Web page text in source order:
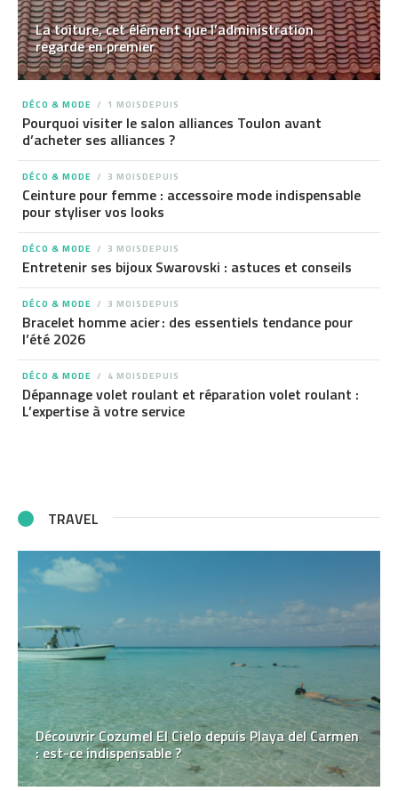
La toiture, cet élément que l’administration
regarde en premier
DÉCO & MODE 1 MOISDEPUIS
Pourquoi visiter le salon alliances Toulon avant
d’acheter ses alliances ?
DÉCO & MODE 3 MOISDEPUIS
Ceinture pour femme : accessoire mode indispensable
pour styliser vos looks
DÉCO & MODE 3 MOISDEPUIS
Entretenir ses bijoux Swarovski : astuces et conseils
DÉCO & MODE 3 MOISDEPUIS
Bracelet homme acier : des essentiels tendance pour
l’été 2026
DÉCO & MODE 4 MOISDEPUIS
Dépannage volet roulant et réparation volet roulant :
L’expertise à votre service
TRAVEL
Découvrir Cozumel El Cielo depuis Playa del Carmen
: est-ce indispensable ?